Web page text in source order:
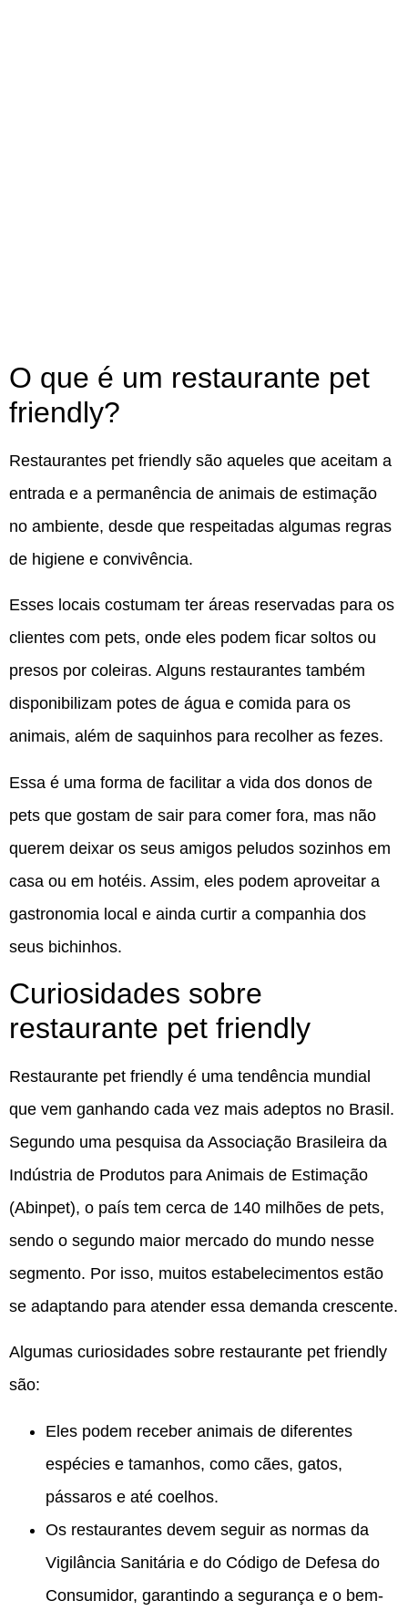
O que é um restaurante pet
friendly?
Restaurantes pet friendly são aqueles que aceitam a
entrada e a permanência de animais de estimação
no ambiente, desde que respeitadas algumas regras
de higiene e convivência.
Esses locais costumam ter áreas reservadas para os
clientes com pets, onde eles podem ficar soltos ou
presos por coleiras. Alguns restaurantes também
disponibilizam potes de água e comida para os
animais, além de saquinhos para recolher as fezes.
Essa é uma forma de facilitar a vida dos donos de
pets que gostam de sair para comer fora, mas não
querem deixar os seus amigos peludos sozinhos em
casa ou em hotéis. Assim, eles podem aproveitar a
gastronomia local e ainda curtir a companhia dos
seus bichinhos.
Curiosidades sobre
restaurante pet friendly
Restaurante pet friendly é uma tendência mundial
que vem ganhando cada vez mais adeptos no Brasil.
Segundo uma pesquisa da Associação Brasileira da
Indústria de Produtos para Animais de Estimação
(Abinpet), o país tem cerca de 140 milhões de pets,
sendo o segundo maior mercado do mundo nesse
segmento. Por isso, muitos estabelecimentos estão
se adaptando para atender essa demanda crescente.
Algumas curiosidades sobre restaurante pet friendly
são:
Eles podem receber animais de diferentes
espécies e tamanhos, como cães, gatos,
pássaros e até coelhos.
Os restaurantes devem seguir as normas da
Vigilância Sanitária e do Código de Defesa do
Consumidor, garantindo a segurança e o bem-